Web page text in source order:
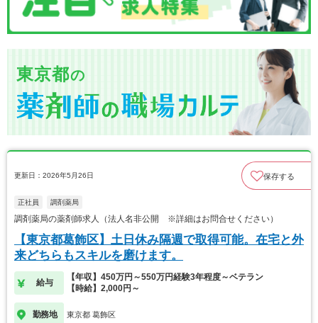
東京都の
更新日：2026年5月26日 保存する
正社員 調剤薬局
調剤薬局の薬剤師求人（法人名非公開 ※詳細はお問合せください）
【東京都葛飾区】土日休み隔週で取得可能。在宅と外
来どちらもスキルを磨けます。
給与
【年収】450万円～550万円経験3年程度～ベテラン
【時給】2,000円～
勤務地 東京都 葛飾区